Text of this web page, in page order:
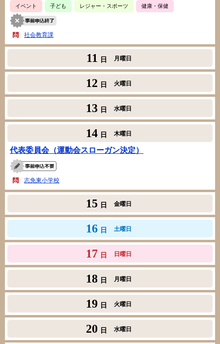
イベント 子ども レジャー・スポーツ 健康・保健
社会教育課
11 日 月曜日
12 日 火曜日
13 日 水曜日
14 日 木曜日
代表委員会（運動会スローガン決定）
志免東小学校
15 日 金曜日
16 日 土曜日
17 日 日曜日
18 日 月曜日
19 日 火曜日
20 日 水曜日